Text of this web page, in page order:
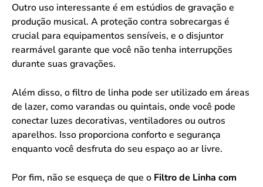
Outro uso interessante é em estúdios de gravação e
produção musical. A proteção contra sobrecargas é
crucial para equipamentos sensíveis, e o disjuntor
rearmável garante que você não tenha interrupções
durante suas gravações.
Além disso, o filtro de linha pode ser utilizado em áreas
de lazer, como varandas ou quintais, onde você pode
conectar luzes decorativas, ventiladores ou outros
aparelhos. Isso proporciona conforto e segurança
enquanto você desfruta do seu espaço ao ar livre.
Por fim, não se esqueça de que o Filtro de Linha com